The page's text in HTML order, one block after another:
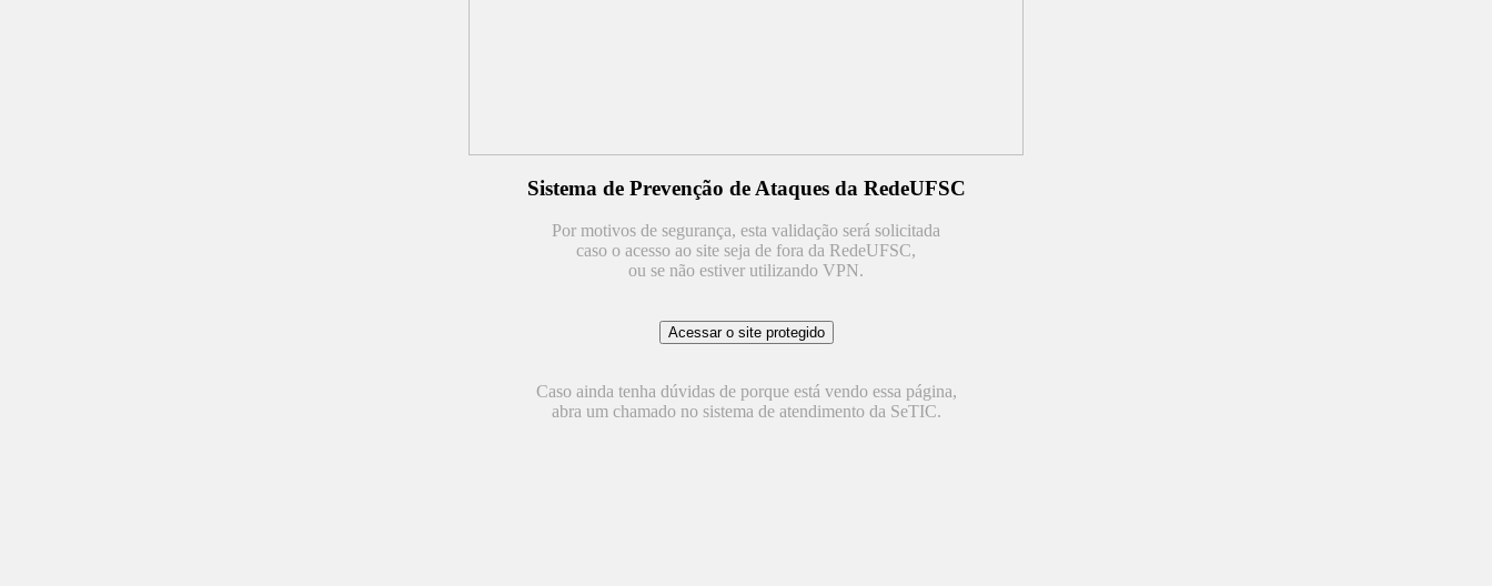
Sistema de Prevenção de Ataques da RedeUFSC
Por motivos de segurança, esta validação será solicitada
caso o acesso ao site seja de fora da RedeUFSC,
ou se não estiver utilizando VPN.
Caso ainda tenha dúvidas de porque está vendo essa página,
abra um chamado no sistema de atendimento da SeTIC.